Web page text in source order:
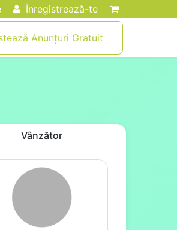
Înregistrează-te
Anunțuri Gratuit
Vânzător